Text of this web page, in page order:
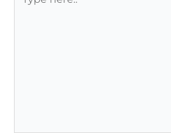
here..